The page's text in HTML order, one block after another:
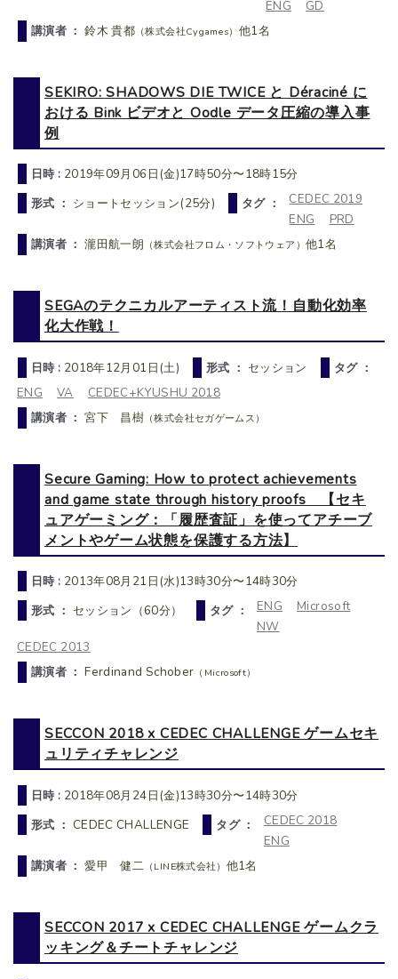
ENG
GD
講演者 ：鈴木 貴都 （株式会社Cygames） 他1名
SEKIRO: SHADOWS DIE TWICE と Déraciné に
おける Bink ビデオと Oodle データ圧縮の導入事
例
日時 : 2019年09月06日(金)17時50分〜18時15分
形式 ： ショートセッション(25分) タグ ：
CEDEC 2019
ENG
PRD
講演者 ：瀧田航一朗 （株式会社フロム・ソフトウェア） 他1名
SEGAのテクニカルアーティスト流！自動化効率
化大作戦！
日時 : 2018年12月01日(土) 形式 ： セッション
タグ ：
ENG
VA
CEDEC+KYUSHU 2018
講演者 ：宮下 昌樹 （株式会社セガゲームス）
Secure Gaming: How to protect achievements
and game state through history proofs 【セキ
ュアゲーミング：「履歴査証」を使ってアチーブ
メントやゲーム状態を保護する方法】
日時 : 2013年08月21日(水)13時30分〜14時30分
形式 ： セッション（60分） タグ ： ENG
Microsoft
NW
CEDEC 2013
講演者 ：Ferdinand Schober （Microsoft）
SECCON 2018 x CEDEC CHALLENGE ゲームセキ
ュリティチャレンジ
日時 : 2018年08月24日(金)13時30分〜14時30分
形式 ： CEDEC CHALLENGE タグ ：
CEDEC 2018
ENG
講演者 ：愛甲 健二 （LINE株式会社） 他1名
SECCON 2017 x CEDEC CHALLENGE ゲームクラ
ッキング＆チートチャレンジ